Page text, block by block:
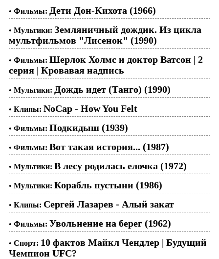
• Фильмы: Дети Дон-Кихота (1966)
• Мультики: Земляничный дождик. Из цикла
мультфильмов "Лисенок" (1990)
• Фильмы: Шерлок Холмс и доктор Ватсон | 2
серия | Кровавая надпись
• Мультики: Дождь идет (Танго) (1990)
• Клипы: NoCap - How You Felt
• Фильмы: Подкидыш (1939)
• Фильмы: Вот такая история... (1987)
• Мультики: В лесу родилась елочка (1972)
• Мультики: Корабль пустыни (1986)
• Клипы: Сергей Лазарев - Алый закат
• Фильмы: Увольнение на берег (1962)
• Спорт: 10 фактов Майкл Чендлер | Будущий
Чемпион UFC?